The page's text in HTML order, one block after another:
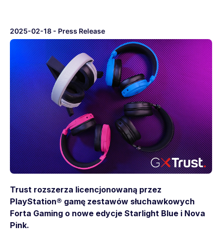
2025-02-18 - Press Release
Trust rozszerza licencjonowaną przez
PlayStation® gamę zestawów słuchawkowych
Forta Gaming o nowe edycje Starlight Blue i Nova
Pink.